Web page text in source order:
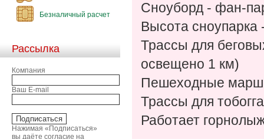
Безналичный расчет
Рассылка
Компания
Ваш E-mail
Нажимая «Подписаться»
вы даёте согласие на
Сноуборд - фан-
Высота сноупарка
Трассы для
освещено 1 км)
Пешеходные
Трассы для
Работает